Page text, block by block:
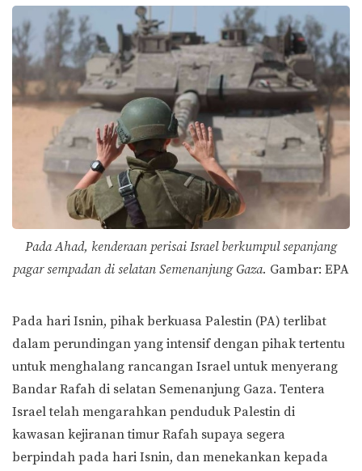
Pada Ahad, kenderaan perisai Israel berkumpul sepanjang
pagar sempadan di selatan Semenanjung Gaza. Gambar: EPA
Pada hari Isnin, pihak berkuasa Palestin (PA) terlibat
dalam perundingan yang intensif dengan pihak tertentu
untuk menghalang rancangan Israel untuk menyerang
Bandar Rafah di selatan Semenanjung Gaza. Tentera
Israel telah mengarahkan penduduk Palestin di
kawasan kejiranan timur Rafah supaya segera
berpindah pada hari Isnin, dan menekankan kepada